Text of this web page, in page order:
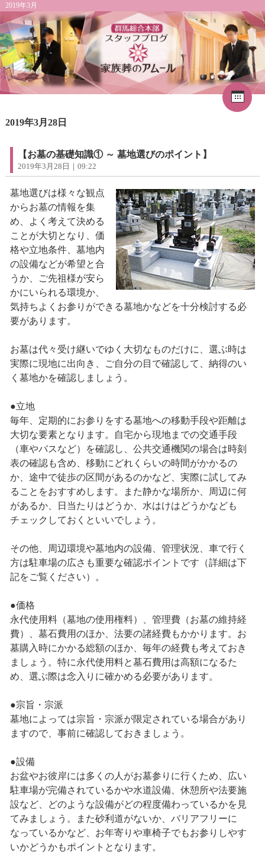
2019年3月
1
2
3
16
17 18 19 20 21
23
24 25 26 27 28
2019年3月28日
【お墓の基礎知識① ～ 墓地選びのポイント】
2019年3月28日｜09:22
墓地選びは様々な観点
からお墓の情報を集
め、よく考えて決める
ことが大切となり、価
格や立地条件、墓地内
の設備などが希望と合
うか、ご先祖様が安ら
かにいられる環境か、
気持ちよくお参りができる墓地かなどを十分検討する必
要があります。
お墓は代々受け継いでゆく大切なものだけに、選ぶ時は
実際に現地に出向き、ご自分の目で確認して、納得のい
く墓地かを確認しましょう。
●立地
毎年、定期的にお参りをする墓地への移動手段や距離は
大切な要素となります。自宅から現地までの交通手段
（車やバスなど）を確認し、公共交通機関の場合は時刻
表の確認も含め、移動にどれくらいの時間がかかるの
か、途中で徒歩の区間があるのかなど、実際に試してみ
ることをおすすめします。また静かな場所か、周辺に何
があるか、日当たりはどうか、水はけはどうかなども
チェックしておくといいでしょう。
その他、周辺環境や墓地内の設備、管理状況、車で行く
方は駐車場の広さも重要な確認ポイントです（詳細は下
記をご覧ください）。
●価格
永代使用料（墓地の使用権料）、管理費（お墓の維持経
費）、墓石費用のほか、法要の諸経費もかかります。お
墓購入時にかかる総額のほか、毎年の経費も考えておき
ましょう。特に永代使用料と墓石費用は高額になるた
め、選ぶ際は念入りに確かめる必要があります。
●宗旨・宗派
墓地によっては宗旨・宗派が限定されている場合があり
ますので、事前に確認しておきましょう。
●設備
お盆やお彼岸には多くの人がお墓参りに行くため、広い
駐車場が完備されているかや水道設備、休憩所や法要施
設など、どのような設備がどの程度備わっているかを見
てみましょう。また砂利道がないか、バリアフリーに
なっているかなど、お年寄りや車椅子でもお参りしやす
いかどうかもポイントとなります。